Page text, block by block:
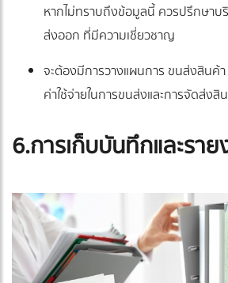
หากไม่ทราบถึงข้อมูลนี้ ควรปรึกษาบ
ส่งออก ที่มีความเชี่ยวชาญ
จะต้องมีการวางแผนการ ขนส่งสินค้
ค่าใช้จ่ายในการขนส่งและการจัดส่งสิ
6.การเก็บบันทึกและรา